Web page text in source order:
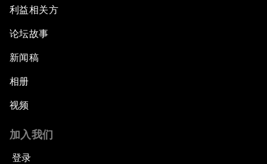
利益相关方
论坛故事
新闻稿
相册
视频
加入我们
登录